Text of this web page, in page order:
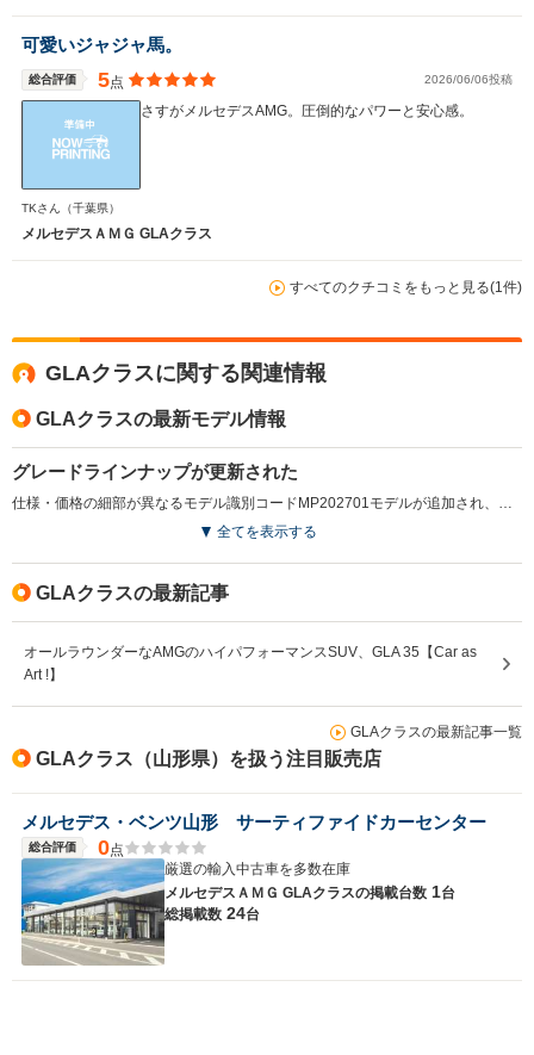
可愛いジャジャ馬。
総合評価 5点 2026/06/06投稿
さすがメルセデスAMG。圧倒的なパワーと安心感。
TKさん （千葉県）
メルセデスＡＭＧ GLAクラス
すべてのクチコミをもっと見る(1件)
GLAクラスに関する関連情報
GLAクラスの最新モデル情報
グレードラインナップが更新された
全てを表示する
GLAクラスの最新記事
オールラウンダーなAMGのハイパフォーマンスSUV、GLA 35【Car as
Art !】
GLAクラスの最新記事一覧
GLAクラス（山形県）を扱う注目販売店
メルセデス・ベンツ山形 サーティファイドカーセンター
総合評価 0点
厳選の輸入中古車を多数在庫
メルセデスＡＭＧ GLAクラスの掲載台数 1台
総掲載数 24台